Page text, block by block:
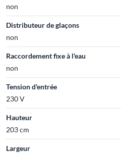
non
Distributeur de glaçons
non
Raccordement fixe à l'eau
non
Tension d'entrée
230 V
Hauteur
203 cm
Largeur